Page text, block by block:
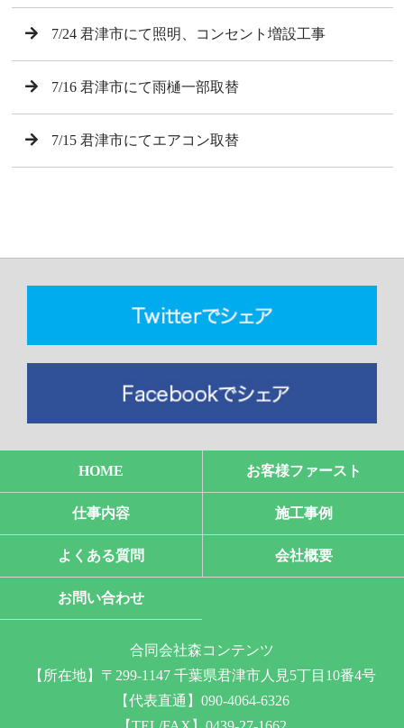
7/24 君津市にて照明、コンセント増設工事
7/16 君津市にて雨樋一部取替
7/15 君津市にてエアコン取替
HOME お客様ファースト
仕事内容 施工事例
よくある質問 会社概要
お問い合わせ
合同会社森コンテンツ
【所在地】〒299-1147 千葉県君津市人見5丁目10番4号
【代表直通】090-4064-6326